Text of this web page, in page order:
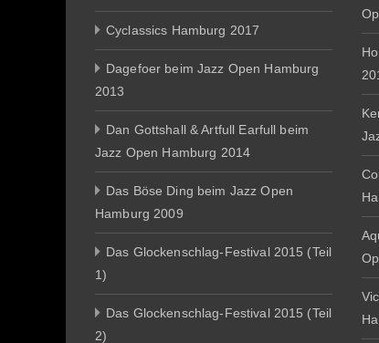
Cyclassics Hamburg 2017
Dagefoer beim Jazz Open Hamburg
2013
Dan Gottshall & Artfull Earfull beim
Jazz Open Hamburg 2014
Das Böse Ding beim Jazz Open
Hamburg 2009
Das Glockenschlag-Festival 2015 (Teil
1)
Das Glockenschlag-Festival 2015 (Teil
2)